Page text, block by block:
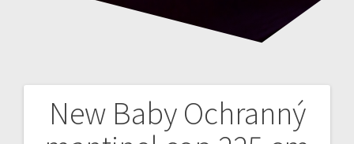
New Baby Ochranný
Nawigacja